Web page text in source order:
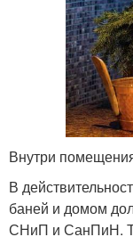
Внутри
В
баней и домом
СНиП и СанПиН.